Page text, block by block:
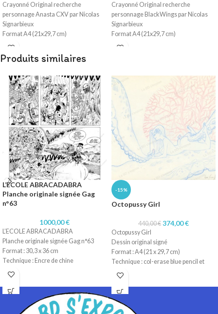
Crayonné Original recherche
personnage Anasta CXV par Nicolas
Signarbieux
Format A4 (21x29,7 cm)
Technique: Crayonné
Papier 250 gr
Crayonné Original recherche
personnage BlackWings par Nicolas
Signarbieux
Format A4 (21x29,7 cm)
Technique: Crayonné
Produits similaires
L’ECOLE ABRACADABRA
Planche originale signée Gag
n°63
1000,00€
L’ECOLE ABRACADABRA
Planche originale signée Gag n°63
Format : 30,3 x 36 cm
Technique : Encre de chine
Papier : Lavis technique Canson
-15%
Octopussy Girl
440,00€ 374,00€
Octopussy Girl
Dessin original signé
Format : A4 (21 x 29,7 cm)
Technique : col-erase blue pencil et
crayon rouge